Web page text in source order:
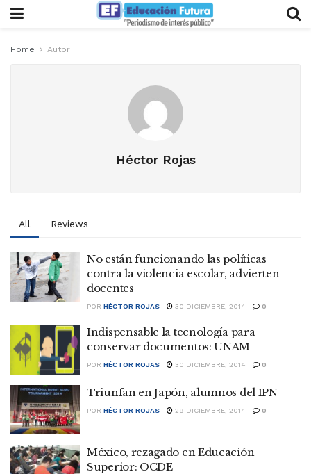
Home Autor
Héctor Rojas
All Reviews
No están funcionando las políticas
contra la violencia escolar, advierten
docentes
POR HÉCTOR ROJAS 30 DICIEMBRE, 2014 0
Indispensable la tecnología para
conservar documentos: UNAM
POR HÉCTOR ROJAS 30 DICIEMBRE, 2014 0
Triunfan en Japón, alumnos del IPN
POR HÉCTOR ROJAS 29 DICIEMBRE, 2014 0
México, rezagado en Educación
Superior: OCDE